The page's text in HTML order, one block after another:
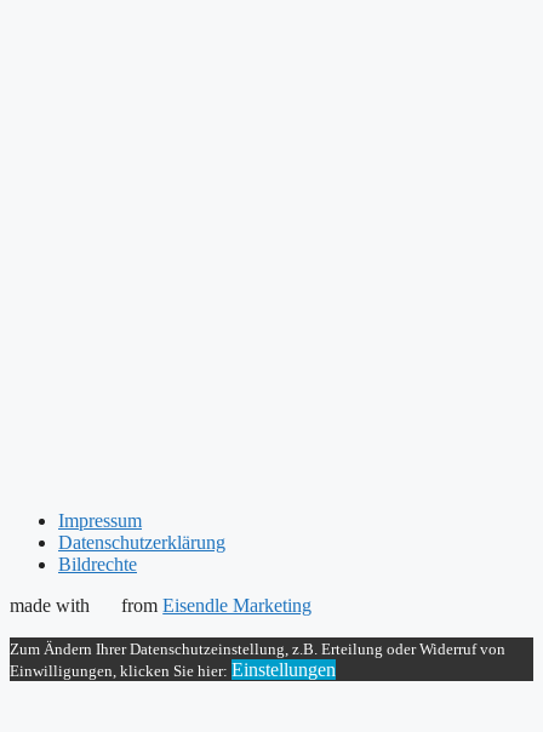
Impressum
Datenschutzerklärung
Bildrechte
made with fromEisendle Marketing
Zum Ändern Ihrer Datenschutzeinstellung, z.B. Erteilung oder Widerruf von
Einwilligungen, klicken Sie hier: Einstellungen